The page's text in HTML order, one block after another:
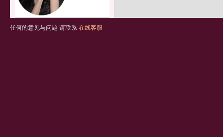
任何的意见与问题 请联系 在线客服